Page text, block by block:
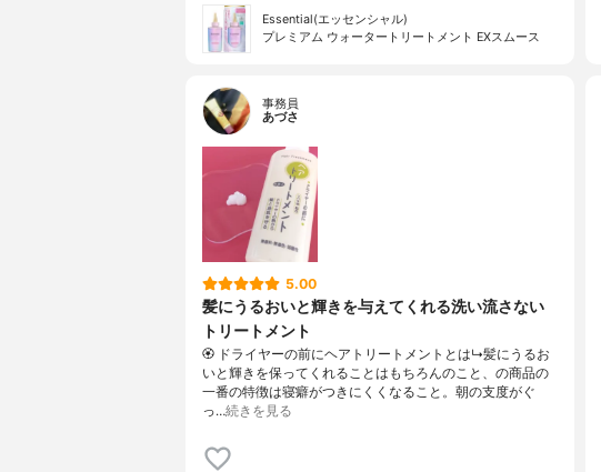
Essential(エッセンシャル)
プレミアム ウォータートリートメント EXスムース
事務員
あづさ
5.00
髪にうるおいと輝きを与えてくれる洗い流さない
トリートメント
🏵️ ドライヤーの前にヘアトリートメントとは↳髪にうるお
いと輝きを保ってくれることはもちろんのこと、の商品の
一番の特徴は寝癖がつきにくくなること。朝の支度がぐ
っ…続きを見る